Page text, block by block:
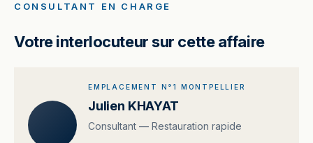
CONSULTANT EN CHARGE
Votre interlocuteur sur cette affaire
EMPLACEMENT N°1 MONTPELLIER
Julien KHAYAT
Consultant — Restauration rapide